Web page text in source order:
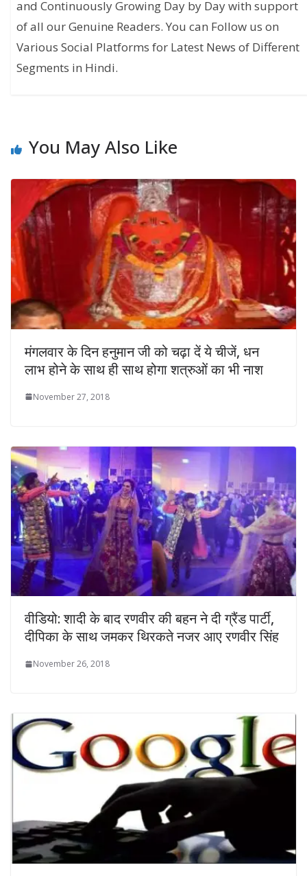
and Continuously Growing Day by Day with support
of all our Genuine Readers. You can Follow us on
Various Social Platforms for Latest News of Different
Segments in Hindi.
You May Also Like
मंगलवार के दिन हनुमान जी को चढ़ा दें ये चीजें, धन
लाभ होने के साथ ही साथ होगा शत्रुओं का भी नाश
November 27, 2018
वीडियो: शादी के बाद रणवीर की बहन ने दी ग्रैंड पार्टी,
दीपिका के साथ जमकर थिरकते नजर आए रणवीर सिंह
November 26, 2018